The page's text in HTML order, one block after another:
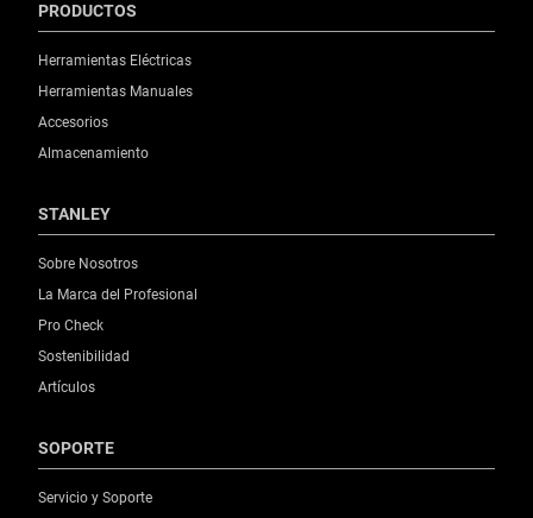
PRODUCTOS
Herramientas Eléctricas
Herramientas Manuales
Accesorios
Almacenamiento
STANLEY
Sobre Nosotros
La Marca del Profesional
Pro Check
Sostenibilidad
Artículos
SOPORTE
Servicio y Soporte